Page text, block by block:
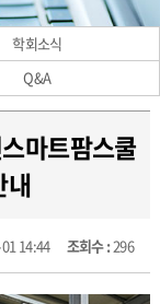
학회소식
Q&A
마트팜스쿨
내
14:44 조회수 :296